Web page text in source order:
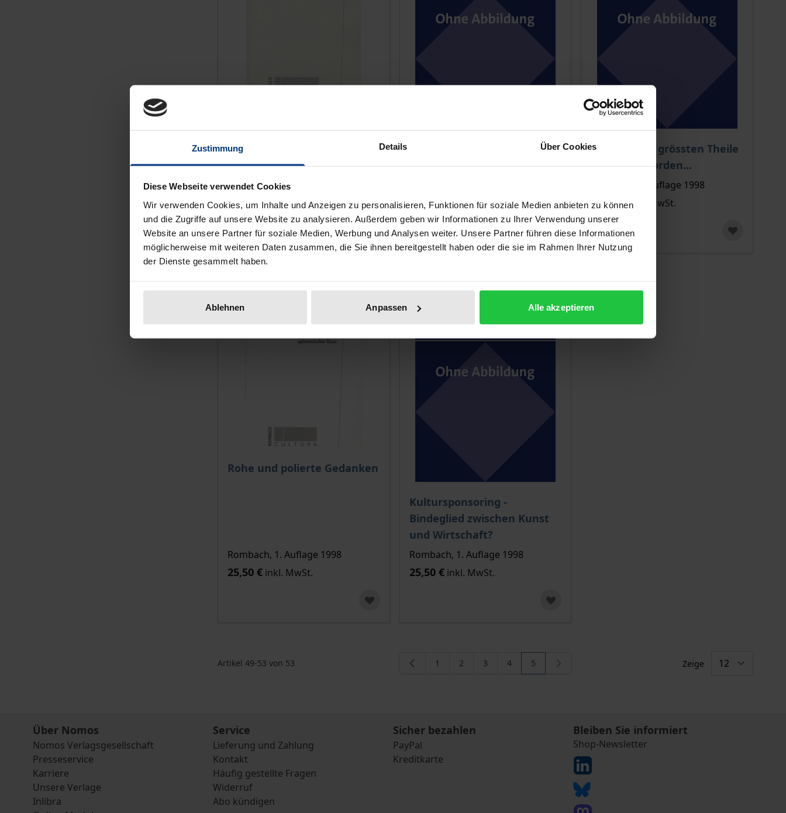
Zustimmung Details Über Cookies
Diese Webseite verwendet Cookies
Wir verwenden Cookies, um Inhalte und Anzeigen zu personalisieren, Funktionen für soziale Medien anbieten zu können
und die Zugriffe auf unsere Website zu analysieren. Außerdem geben wir Informationen zu Ihrer Verwendung unserer
Website an unsere Partner für soziale Medien, Werbung und Analysen weiter. Unsere Partner führen diese Informationen
möglicherweise mit weiteren Daten zusammen, die Sie ihnen bereitgestellt haben oder die sie im Rahmen Ihrer Nutzung
der Dienste gesammelt haben.
Ablehnen Anpassen Alle akzeptieren
italienischen Literatur
Rombach, 1. Auflage 1999
39,90 €inkl. MwSt. 25,50 € inkl. MwSt.
...leider zum grössten Theile
Bettler geworden...
Rombach, 1. Auflage 1998
39,90 € inkl. MwSt.
Rohe und polierte Gedanken
Rombach, 1. Auflage 1998
25,50 € inkl. MwSt.
Kultursponsoring -
Bindeglied zwischen Kunst
und Wirtschaft?
Rombach, 1. Auflage 1998
25,50 € inkl. MwSt.
Artikel 49-53 von 53 Seite
1 Seite
2 Seite
3 Seite
4 Sie lesen gerade die Seite
5 Zeige
Über Nomos
Nomos Verlagsgesellschaft
Presseservice
Karriere
Unsere Verlage
Inlibra
Service
Lieferung und Zahlung
Kontakt
Häufig gestellte Fragen
Widerruf
Abo kündigen
Sicher bezahlen
PayPal
Kreditkarte
Bleiben Sie informiert
Shop-Newsletter